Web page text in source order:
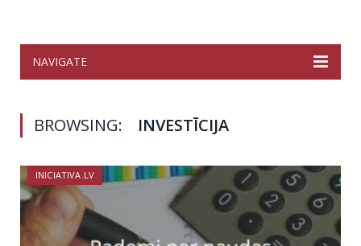
NAVIGATE
BROWSING: INVESTĪCIJA
INICIATIVA.LV